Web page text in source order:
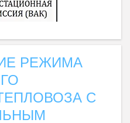
РЕЖИМА
С